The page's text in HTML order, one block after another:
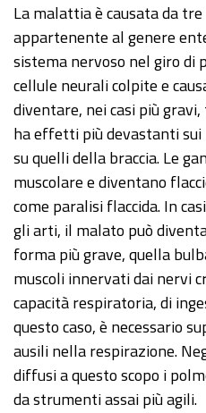
La malattia è causata da
appartenente al genere
sistema nervoso nel giro di
cellule neurali colpite e
diventare, nei casi più
ha effetti più devastanti sui
su quelli della braccia. Le
muscolare e diventano
come paralisi flaccida. In
gli arti, il malato può
forma più grave, quella
muscoli innervati dai nervi
capacità respiratoria, di
questo caso, è necessario
ausili nella respirazione.
diffusi a questo scopo i
da strumenti assai più agili.